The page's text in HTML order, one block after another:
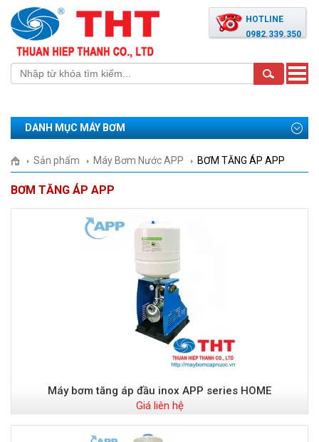
HOTLINE
0982.339.350
Toggle
DANH MỤC MÁY BƠM
Sản phẩm Máy Bơm Nước APP BƠM TĂNG ÁP APP
BƠM TĂNG ÁP APP
Máy bơm tăng áp đầu inox APP series HOME
Giá liên hệ